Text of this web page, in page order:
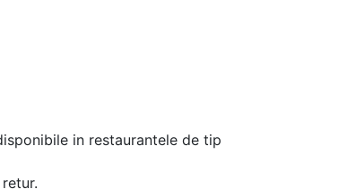
in restaurantele de tip